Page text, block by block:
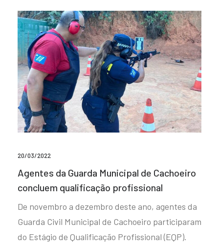
20/03/2022
Agentes da Guarda Municipal de Cachoeiro
concluem qualificação profissional
De novembro a dezembro deste ano, agentes da
Guarda Civil Municipal de Cachoeiro participaram
do Estágio de Qualificação Profissional (EQP).